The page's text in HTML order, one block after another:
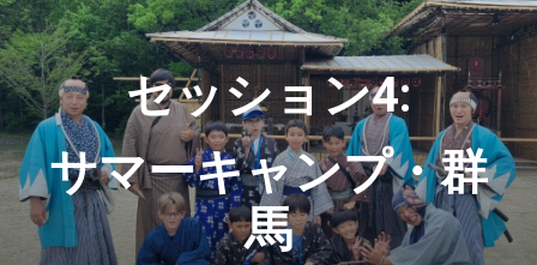
セッション4:
サマーキャンプ・群
馬